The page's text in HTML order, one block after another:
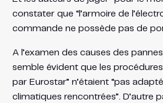
constater que “l’armoire de
commande ne possède pas de
A l’examen des causes des
semble évident que les
par Eurostar” n’étaient “pas
climatiques rencontrées”. D’autre